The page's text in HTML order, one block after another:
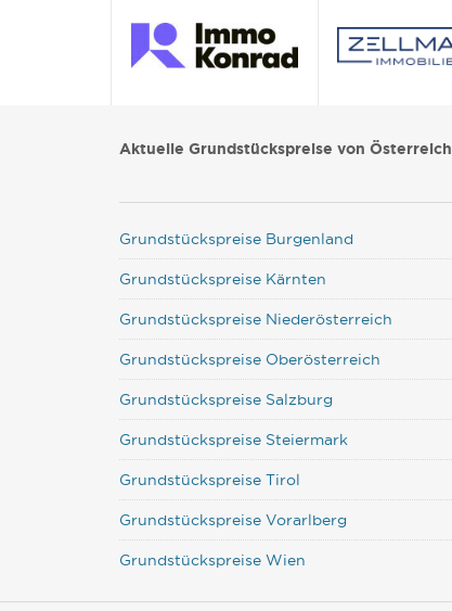
Aktuelle Grundstückspreise von Österreich
Grundstückspreise Burgenland
Grundstückspreise Kärnten
Grundstückspreise Niederösterreich
Grundstückspreise Oberösterreich
Grundstückspreise Salzburg
Grundstückspreise Steiermark
Grundstückspreise Tirol
Grundstückspreise Vorarlberg
Grundstückspreise Wien